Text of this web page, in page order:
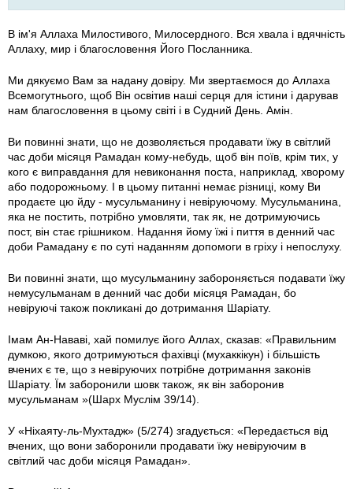
В ім'я Аллаха Милостивого, Милосердного. Вся хвала і вдячність
Аллаху, мир і благословення Його Посланника.
Ми дякуємо Вам за надану довіру. Ми звертаємося до Аллаха
Всемогутнього, щоб Він освітив наші серця для істини і дарував
нам благословення в цьому світі і в Судний День. Амін.
Ви повинні знати, що не дозволяється продавати їжу в світлий
час доби місяця Рамадан кому-небудь, щоб він поїв, крім тих, у
кого є виправдання для невиконання поста, наприклад, хворому
або подорожньому. І в цьому питанні немає різниці, кому Ви
продаєте цю йду - мусульманину і невіруючому. Мусульманина,
яка не постить, потрібно умовляти, так як, не дотримуючись
пост, він стає грішником. Надання йому їжі і пиття в денний час
доби Рамадану є по суті наданням допомоги в гріху і непослуху.
Ви повинні знати, що мусульманину забороняється подавати їжу
немусульманам в денний час доби місяця Рамадан, бо
невіруючі також покликані до дотримання Шаріату.
Імам Ан-Нававі, хай помилує його Аллах, сказав: «Правильним
думкою, якого дотримуються фахівці (мухаккікун) і більшість
вчених є те, що з невіруючих потрібне дотримання законів
Шаріату. Їм заборонили шовк також, як він заборонив
мусульманам »(Шарх Муслім 39/14).
У «Ніхаяту-ль-Мухтадж» (5/274) згадується: «Передається від
вчених, що вони заборонили продавати їжу невіруючим в
світлий час доби місяця Рамадан».